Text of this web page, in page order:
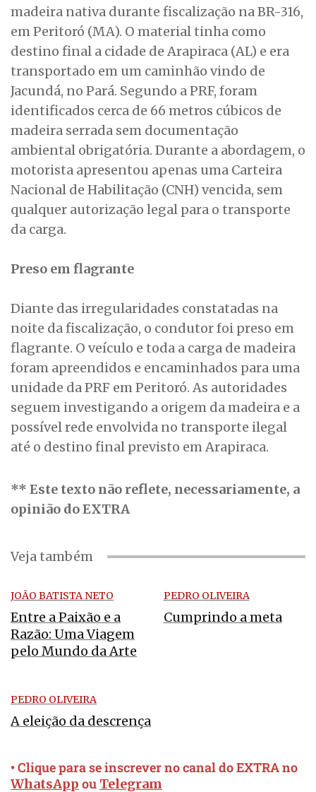
madeira nativa durante fiscalização na BR-316,
em Peritoró (MA). O material tinha como
destino final a cidade de Arapiraca (AL) e era
transportado em um caminhão vindo de
Jacundá, no Pará. Segundo a PRF, foram
identificados cerca de 66 metros cúbicos de
madeira serrada sem documentação
ambiental obrigatória. Durante a abordagem, o
motorista apresentou apenas uma Carteira
Nacional de Habilitação (CNH) vencida, sem
qualquer autorização legal para o transporte
da carga.
Preso em flagrante
Diante das irregularidades constatadas na
noite da fiscalização, o condutor foi preso em
flagrante. O veículo e toda a carga de madeira
foram apreendidos e encaminhados para uma
unidade da PRF em Peritoró. As autoridades
seguem investigando a origem da madeira e a
possível rede envolvida no transporte ilegal
até o destino final previsto em Arapiraca.
** Este texto não reflete, necessariamente, a
opinião do EXTRA
Veja também
JOÃO BATISTA NETO
Entre a Paixão e a
Razão: Uma Viagem
pelo Mundo da Arte
PEDRO OLIVEIRA
Cumprindo a meta
PEDRO OLIVEIRA
A eleição da descrença
• Clique para se inscrever no canal do EXTRA no
WhatsApp ou Telegram